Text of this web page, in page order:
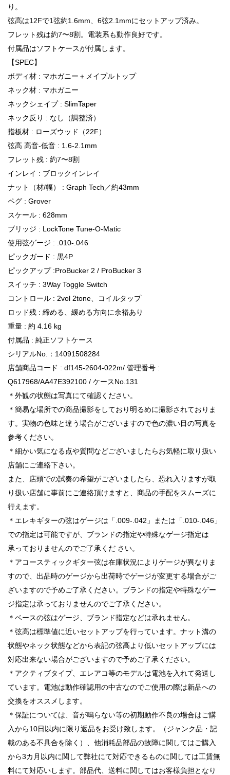
り。
弦高は12Fで1弦約1.6mm、6弦2.1mmにセットアップ済み。
フレット残は約7〜8割。電装系も動作良好です。
付属品はソフトケースが付属します。
【SPEC】
ボディ材 : マホガニー＋メイプルトップ
ネック材 : マホガニー
ネックシェイプ : SlimTaper
ネック反り : なし（調整済）
指板材 : ローズウッド（22F）
弦高 高音-低音 : 1.6-2.1mm
フレット残 : 約7〜8割
インレイ : ブロックインレイ
ナット（材/幅） : Graph Tech／約43mm
ペグ : Grover
スケール : 628mm
ブリッジ : LockTone Tune-O-Matic
使用弦ゲージ : .010-.046
ピックガード : 黒4P
ピックアップ :ProBucker 2 / ProBucker 3
スイッチ : 3Way Toggle Switch
コントロール : 2vol 2tone、コイルタップ
ロッド残 : 締める、緩める方向に余裕あり
重量 : 約 4.16 kg
付属品 : 純正ソフトケース
シリアルNo.：14091508284
店舗商品コード : df145-2604-022m/ 管理番号 :
Q617968/AA47E392100 / ケースNo.131
＊外観の状態は写真にて確認ください。
＊簡易な場所での商品撮影をしており明るめに撮影されておりま
す。実物の色味と違う場合がございますので色の濃い目の写真を
参考ください。
＊細かい気になる点や質問などございましたらお気軽に取り扱い
店舗にご連絡下さい。
また、店頭での試奏の希望がございましたら、恐れ入りますが取
り扱い店舗に事前にご連絡頂けますと、商品の手配をスムーズに
行えます。
＊エレキギターの弦はゲージは「.009-.042」または「.010-.046」
での指定は可能ですが、ブランドの指定や特殊なゲージ指定は
承っておりませんのでご了承くだ さい。
＊アコースティックギター弦は在庫状況によりゲージが異なりま
すので、出品時のゲージから出荷時でゲージが変更する場合がご
ざいますので予めご了承ください。ブランドの指定や特殊なゲー
ジ指定は承っておりませんのでご了承ください。
＊ベースの弦はゲージ、ブランド指定などは承れません。
＊弦高は標準値に近いセットアップを行っています。ナット溝の
状態やネック状態などから表記の弦高より低いセットアップには
対応出来ない場合がございますので予めご了承ください。
＊アクティブタイプ、エレアコ等のモデルは電池を入れて発送し
ています。電池は動作確認用の中古なのでご使用の際は新品への
交換をオススメします。
＊保証については、音が鳴らない等の初期動作不良の場合はご購
入から10日以内に限り返品をお受け致します。（ジャンク品・記
載のある不具合を除く）、他消耗品部品の故障に関してはご購入
から3カ月以内に関して弊社にて対応できるものに関しては工賃無
料にて対応いします。部品代、送料に関してはお客様負担となり